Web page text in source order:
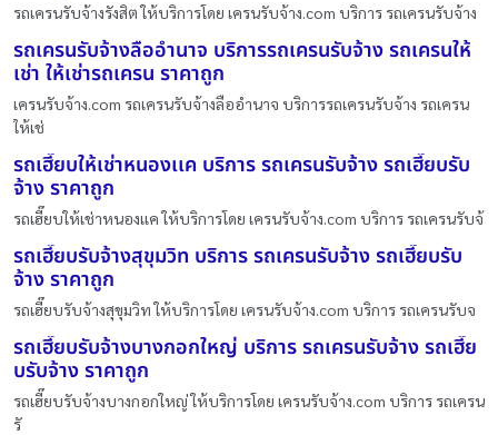
รถเครนรับจ้างรังสิต ให้บริการโดย เครนรับจ้าง.com บริการ รถเครนรับจ้าง
รถเครนรับจ้างลืออำนาจ บริการรถเครนรับจ้าง รถเครนให้
เช่า ให้เช่ารถเครน ราคาถูก
เครนรับจ้าง.com รถเครนรับจ้างลืออำนาจ บริการรถเครนรับจ้าง รถเครน
ให้เช่
รถเฮี๊ยบให้เช่าหนองเเค บริการ รถเครนรับจ้าง รถเฮี๊ยบรับ
จ้าง ราคาถูก
รถเฮี๊ยบให้เช่าหนองเเค ให้บริการโดย เครนรับจ้าง.com บริการ รถเครนรับจ้
รถเฮี๊ยบรับจ้างสุขุมวิท บริการ รถเครนรับจ้าง รถเฮี๊ยบรับ
จ้าง ราคาถูก
รถเฮี๊ยบรับจ้างสุขุมวิท ให้บริการโดย เครนรับจ้าง.com บริการ รถเครนรับจ
รถเฮี๊ยบรับจ้างบางกอกใหญ่ บริการ รถเครนรับจ้าง รถเฮี๊ย
บรับจ้าง ราคาถูก
รถเฮี๊ยบรับจ้างบางกอกใหญ่ ให้บริการโดย เครนรับจ้าง.com บริการ รถเครน
รั